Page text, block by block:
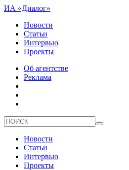
ИА «Диалог»
Новости
Статьи
Интервью
Проекты
Об агентстве
Реклама
Новости
Статьи
Интервью
Проекты